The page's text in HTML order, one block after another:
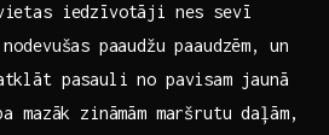
iedzīvotāji ​nes sevī
⁢paaudžu paaudzēm, un
pasauli no pavisam ⁢jaunā
zināmām maršrutu daļām,